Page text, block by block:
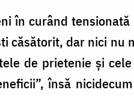
în curând
căsătorit, dar nici
de prietenie şi
însă